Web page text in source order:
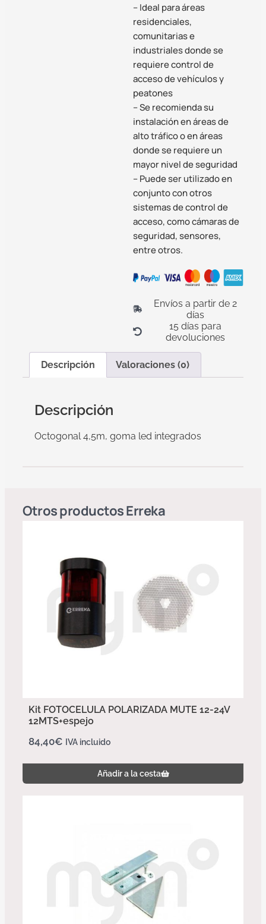
– Ideal para áreas
residenciales,
comunitarias e
industriales donde se
requiere control de
acceso de vehículos y
peatones
– Se recomienda su
instalación en áreas de
alto tráfico o en áreas
donde se requiere un
mayor nivel de seguridad
– Puede ser utilizado en
conjunto con otros
sistemas de control de
acceso, como cámaras de
seguridad, sensores,
entre otros.
Envíos a partir de 2
días
15 días para
devoluciones
Descripción Valoraciones (0)
Descripción
Octogonal 4,5m, goma led integrados
Otros productosErreka
Kit FOTOCELULA POLARIZADA MUTE 12-24V
12MTS+espejo
84,40€ IVA incluido
Añadir a la cesta